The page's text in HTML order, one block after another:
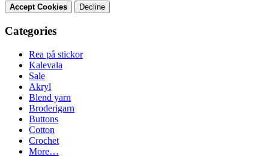
Accept Cookies Decline
Categories
Rea på stickor
Kalevala
Sale
Akryl
Blend yarn
Broderigarn
Buttons
Cotton
Crochet
More…